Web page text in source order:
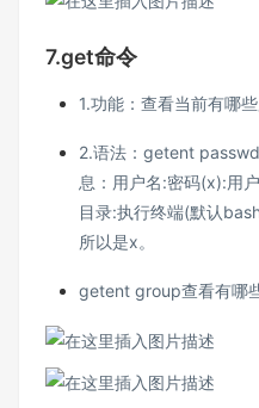
7.get命令
1.功能：查看当前有哪些
2.语法：getent
息：用户名:密码(x):用
目录:执行终端(默认
所以是x。
getent group查看有哪些